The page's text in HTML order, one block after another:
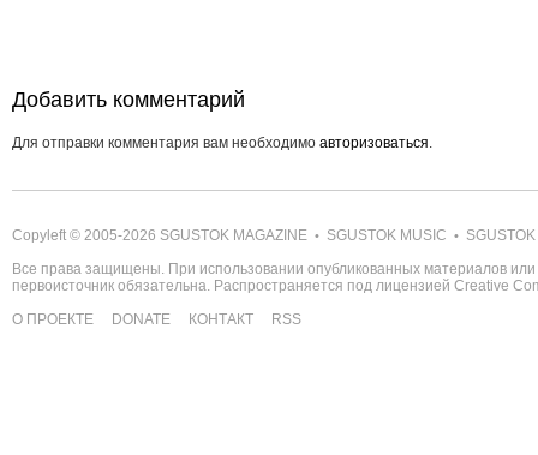
Добавить комментарий
Для отправки комментария вам необходимо авторизоваться.
Copyleft © 2005-2026 SGUSTOK MAGAZINE • SGUSTOK MUSIC •
Все права защищены. При использовании опубликованных материалов
первоисточник обязательна. Распространяется под лицензией Creative
О ПРОЕКТЕ
DONATE КОНТАКТ RSS